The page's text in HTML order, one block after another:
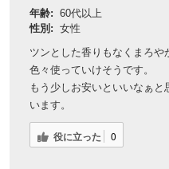
年齢: 60代以上
性別: 女性
ツンとした香りもなくまろや
色々使っていけそうです。
もう少しお安いといいなぁ
います。
役に立った 0